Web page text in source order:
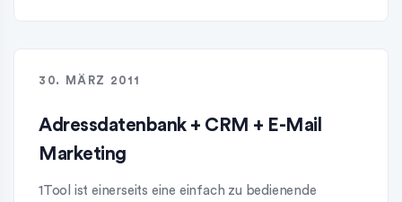
30. MÄRZ 2011
Adressdatenbank + CRM + E-Mail
Marketing
1Tool ist einerseits eine einfach zu bedienende